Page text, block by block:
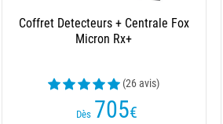
Coffret Detecteurs + Centrale Fox
Micron Rx+
(26 avis)
Dès 705€